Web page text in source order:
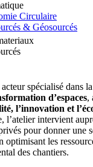
Circulaire
& Géosourcés
spécialisé dans la
d’espaces,
l’innovation et
l’atelier intervient
pour donner une
optimisant les
des chantiers.